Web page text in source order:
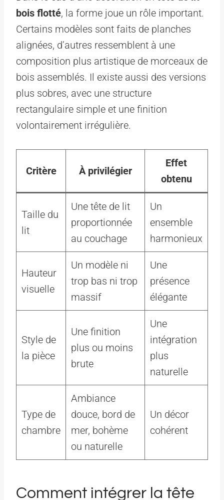
bois flotté, la forme joue un rôle important.
Certains modèles sont faits de planches
alignées, d’autres ressemblent à une
composition plus artistique de morceaux de
bois assemblés. Il existe aussi des versions
plus sobres, avec une structure
rectangulaire simple et une finition
volontairement irrégulière.
Critère À privilégier
Effet
obtenu
Taille du
lit
Une tête de lit
proportionnée
au couchage
Un
ensemble
harmonieux
Hauteur
visuelle
Un modèle ni
trop bas ni trop
massif
Une
présence
élégante
Style de
la pièce
Une finition
plus ou moins
brute
Une
intégration
plus
naturelle
Type de
chambre
Ambiance
douce, bord de
mer, bohème
ou naturelle
Un décor
cohérent
Comment intégrer la tête